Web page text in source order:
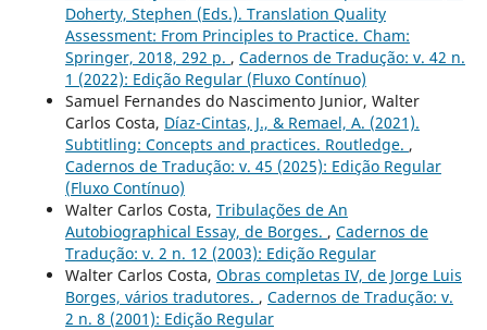
Doherty, Stephen (Eds.). Translation Quality
Assessment: From Principles to Practice. Cham:
Springer, 2018, 292 p. , Cadernos de Tradução: v. 42 n.
1 (2022): Edição Regular (Fluxo Contínuo)
Samuel Fernandes do Nascimento Junior, Walter
Carlos Costa, Díaz-Cintas, J., & Remael, A. (2021).
Subtitling: Concepts and practices. Routledge. ,
Cadernos de Tradução: v. 45 (2025): Edição Regular
(Fluxo Contínuo)
Walter Carlos Costa, Tribulações de An
Autobiographical Essay, de Borges. , Cadernos de
Tradução: v. 2 n. 12 (2003): Edição Regular
Walter Carlos Costa, Obras completas IV, de Jorge Luis
Borges, vários tradutores. , Cadernos de Tradução: v.
2 n. 8 (2001): Edição Regular